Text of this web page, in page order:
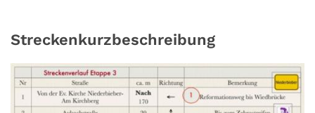
Streckenkurzbeschreibung